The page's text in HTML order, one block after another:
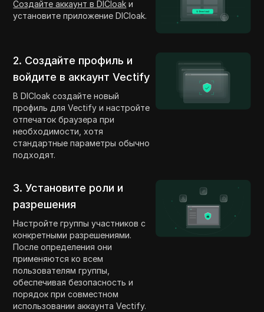
Создайте аккаунт в DICloak и
установите приложение DICloak.
2. Создайте профиль и
войдите в аккаунт Vectify
В DICloak создайте новый
профиль для Vectify и настройте
отпечаток браузера при
необходимости, хотя
стандартные параметры обычно
подходят.
3. Установите роли и
разрешения
Настройте группы участников с
конкретными разрешениями.
После определения они
применяются ко всем
пользователям группы,
обеспечивая безопасность и
порядок при совместном
использовании аккаунта Vectify.